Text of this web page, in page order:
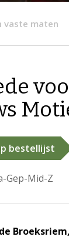
vaste maten
bestellijst
Gep-Mid-Z